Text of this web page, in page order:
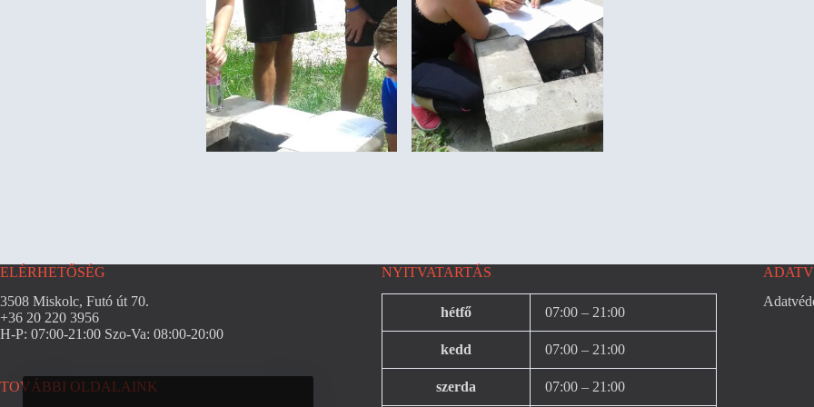
ELÉRHETŐSÉG
3508 Miskolc, Futó út 70.
+36 20 220 3956
H-P: 07:00-21:00 Szo-Va: 08:00-20:00
TOVÁBBI OLDALAINK
NYITVATARTÁS
hétfő 07:00 – 21:00
kedd 07:00 – 21:00
szerda 07:00 – 21:00